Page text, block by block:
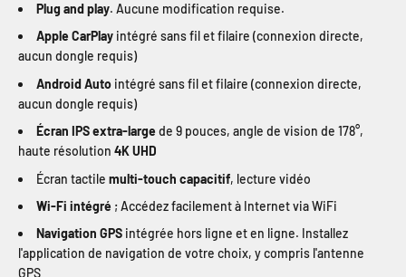
Plug and play. Aucune modification requise.
Apple CarPlay intégré sans fil et filaire (connexion directe,
aucun dongle requis)
Android Auto intégré sans fil et filaire (connexion directe,
aucun dongle requis)
Écran IPS extra-large de 9 pouces, angle de vision de 178°,
haute résolution 4K UHD
Écran tactile multi-touch capacitif, lecture vidéo
Wi-Fi intégré ; Accédez facilement à Internet via WiFi
Navigation GPS intégrée hors ligne et en ligne. Installez
l'application de navigation de votre choix, y compris l'antenne
GPS